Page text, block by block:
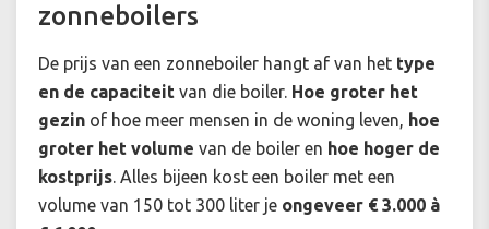
zonneboilers
De prijs van een zonneboiler hangt af van het type
en de capaciteit van die boiler. Hoe groter het
gezin of hoe meer mensen in de woning leven, hoe
groter het volume van de boiler en hoe hoger de
kostprijs. Alles bijeen kost een boiler met een
volume van 150 tot 300 liter je ongeveer € 3.000 à